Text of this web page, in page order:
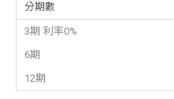
分期數
3期 利率0%
6期
12期